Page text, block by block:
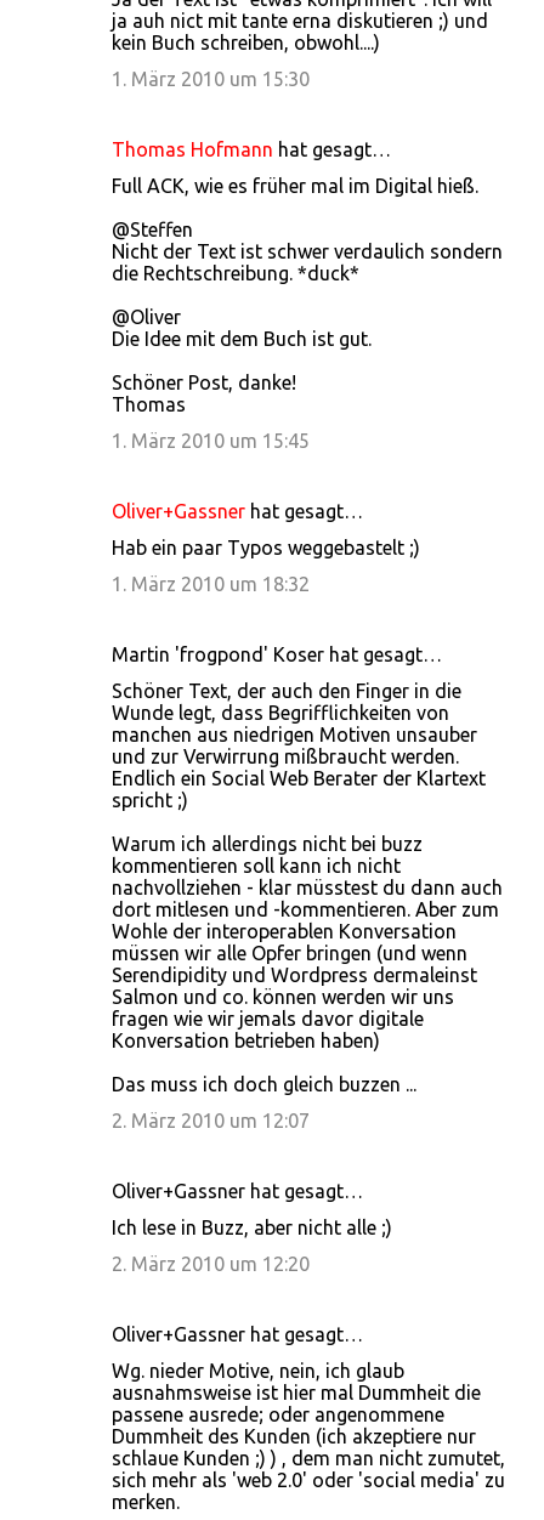
ja auh nict mit tante erna diskutieren ;) und
kein Buch schreiben, obwohl....)
1. März 2010 um 15:30
Thomas Hofmann hat gesagt…
Full ACK, wie es früher mal im Digital hieß.
@Steffen
Nicht der Text ist schwer verdaulich sondern
die Rechtschreibung. *duck*
@Oliver
Die Idee mit dem Buch ist gut.
Schöner Post, danke!
Thomas
1. März 2010 um 15:45
Oliver+Gassner hat gesagt…
Hab ein paar Typos weggebastelt ;)
1. März 2010 um 18:32
Martin 'frogpond' Koser hat gesagt…
Schöner Text, der auch den Finger in die
Wunde legt, dass Begrifflichkeiten von
manchen aus niedrigen Motiven unsauber
und zur Verwirrung mißbraucht werden.
Endlich ein Social Web Berater der Klartext
spricht ;)
Warum ich allerdings nicht bei buzz
kommentieren soll kann ich nicht
nachvollziehen - klar müsstest du dann auch
dort mitlesen und -kommentieren. Aber zum
Wohle der interoperablen Konversation
müssen wir alle Opfer bringen (und wenn
Serendipidity und Wordpress dermaleinst
Salmon und co. können werden wir uns
fragen wie wir jemals davor digitale
Konversation betrieben haben)
Das muss ich doch gleich buzzen ...
2. März 2010 um 12:07
Oliver+Gassner hat gesagt…
Ich lese in Buzz, aber nicht alle ;)
2. März 2010 um 12:20
Oliver+Gassner hat gesagt…
Wg. nieder Motive, nein, ich glaub
ausnahmsweise ist hier mal Dummheit die
passene ausrede; oder angenommene
Dummheit des Kunden (ich akzeptiere nur
schlaue Kunden ;) ) , dem man nicht zumutet,
sich mehr als 'web 2.0' oder 'social media' zu
merken.